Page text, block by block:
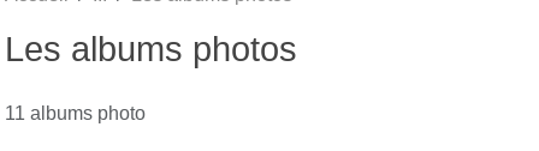
Les albums photos
11 albums photo